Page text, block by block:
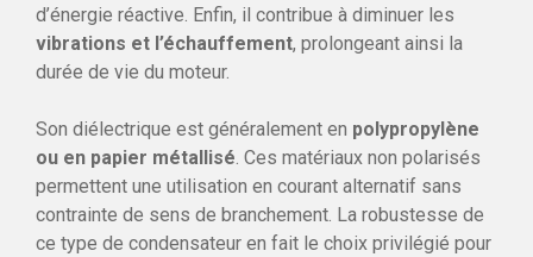
d’énergie réactive. Enfin, il contribue à diminuer les
vibrations et l’échauffement, prolongeant ainsi la
durée de vie du moteur.
Son diélectrique est généralement en polypropylène
ou en papier métallisé. Ces matériaux non polarisés
permettent une utilisation en courant alternatif sans
contrainte de sens de branchement. La robustesse de
ce type de condensateur en fait le choix privilégié pour